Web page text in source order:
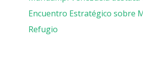
Encuentro Estratégico sobre
Refugio